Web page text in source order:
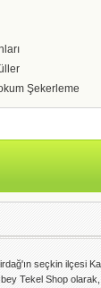
Şekerleme
seçkin ilçesi
Tekel Shop